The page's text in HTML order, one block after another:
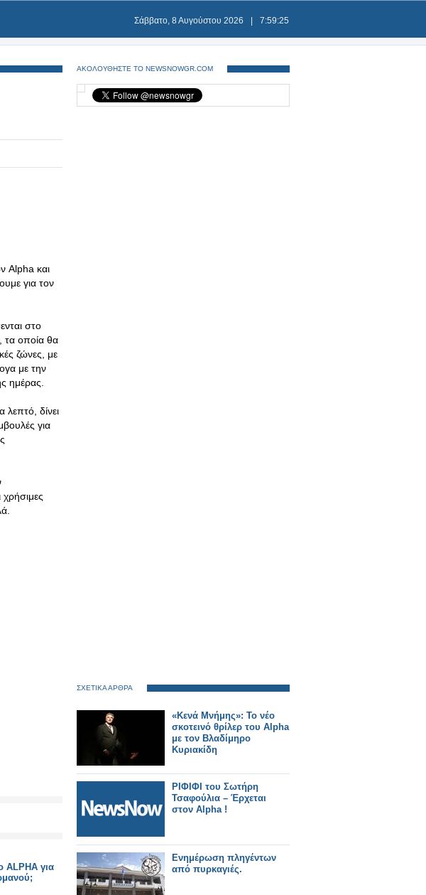
Σάββατο, 8 Αυγούστου 2026 7:59:25
Alpha και
για τον
στο
τα οποία θα
ζώνες, με
με την
ημέρας.
δίνει
για
ALPHA για
ΑΚΟΛΟΥΘΗΣΤΕ ΤΟ NEWSNOWGR.COM
ΣΧΕΤΙΚΑ ΑΡΘΡΑ
«Κενά Μνήμης»: Το νέο
σκοτεινό θρίλερ του Alpha
με τον Βλαδίμηρο
Κυριακίδη
ΡΙΦΙΦΙ του Σωτήρη
Τσαφούλια – Έρχεται
στον Alpha !
Ενημέρωση πληγέντων
από πυρκαγιές.